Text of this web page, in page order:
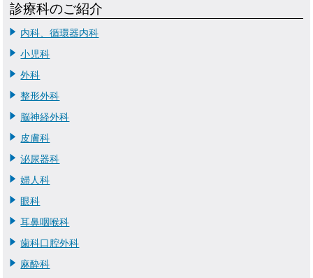
診療科のご紹介
内科、循環器内科
小児科
外科
整形外科
脳神経外科
皮膚科
泌尿器科
婦人科
眼科
耳鼻咽喉科
歯科口腔外科
麻酔科